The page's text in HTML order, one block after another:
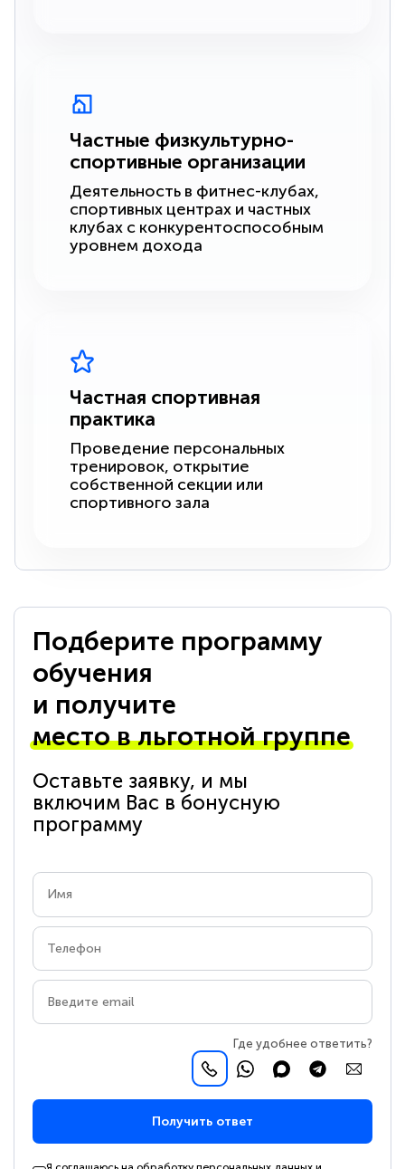
Частные физкультурно-
спортивные организации
Деятельность в фитнес-клубах,
спортивных центрах и частных
клубах с конкурентоспособным
уровнем дохода
Частная спортивная
практика
Проведение персональных
тренировок, открытие
собственной секции или
спортивного зала
Подберите программу
обучения
и получите
место в льготной группе
Оставьте заявку, и мы
включим Вас в бонусную
программу
Где удобнее ответить?
Получить ответ